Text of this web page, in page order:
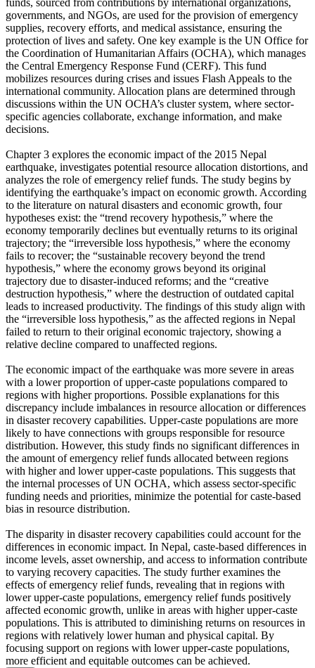
funds, sourced from contributions by international organizations,
governments, and NGOs, are used for the provision of emergency
supplies, recovery efforts, and medical assistance, ensuring the
protection of lives and safety. One key example is the UN Office for
the Coordination of Humanitarian Affairs (OCHA), which manages
the Central Emergency Response Fund (CERF). This fund
mobilizes resources during crises and issues Flash Appeals to the
international community. Allocation plans are determined through
discussions within the UN OCHA’s cluster system, where sector-
specific agencies collaborate, exchange information, and make
decisions.
Chapter 3 explores the economic impact of the 2015 Nepal
earthquake, investigates potential resource allocation distortions, and
analyzes the role of emergency relief funds. The study begins by
identifying the earthquake’s impact on economic growth. According
to the literature on natural disasters and economic growth, four
hypotheses exist: the “trend recovery hypothesis,” where the
economy temporarily declines but eventually returns to its original
trajectory; the “irreversible loss hypothesis,” where the economy
fails to recover; the “sustainable recovery beyond the trend
hypothesis,” where the economy grows beyond its original
trajectory due to disaster-induced reforms; and the “creative
destruction hypothesis,” where the destruction of outdated capital
leads to increased productivity. The findings of this study align with
the “irreversible loss hypothesis,” as the affected regions in Nepal
failed to return to their original economic trajectory, showing a
relative decline compared to unaffected regions.
The economic impact of the earthquake was more severe in areas
with a lower proportion of upper-caste populations compared to
regions with higher proportions. Possible explanations for this
discrepancy include imbalances in resource allocation or differences
in disaster recovery capabilities. Upper-caste populations are more
likely to have connections with groups responsible for resource
distribution. However, this study finds no significant differences in
the amount of emergency relief funds allocated between regions
with higher and lower upper-caste populations. This suggests that
the internal processes of UN OCHA, which assess sector-specific
funding needs and priorities, minimize the potential for caste-based
bias in resource distribution.
The disparity in disaster recovery capabilities could account for the
differences in economic impact. In Nepal, caste-based differences in
income levels, asset ownership, and access to information contribute
to varying recovery capacities. The study further examines the
effects of emergency relief funds, revealing that in regions with
lower upper-caste populations, emergency relief funds positively
affected economic growth, unlike in areas with higher upper-caste
populations. This is attributed to diminishing returns on resources in
regions with relatively lower human and physical capital. By
focusing support on regions with lower upper-caste populations,
more efficient and equitable outcomes can be achieved.